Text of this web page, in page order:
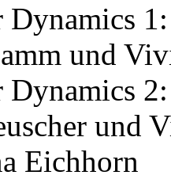
Dynamics
und
Dynamics
und
Eichhorn